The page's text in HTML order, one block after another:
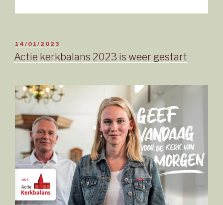
GEPLAATST
OP
14/01/2023
Actie kerkbalans 2023 is weer gestart